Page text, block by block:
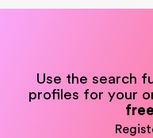
Use the search
profiles for your